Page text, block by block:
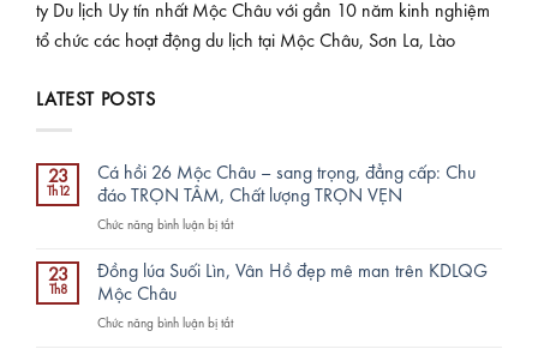
ty Du lịch Uy tín nhất Mộc Châu với gần 10 năm kinh nghiệm
tổ chức các hoạt động du lịch tại Mộc Châu, Sơn La, Lào
LATEST POSTS
23
Th12
Cá hồi 26 Mộc Châu – sang trọng, đẳng cấp: Chu
đáo TRỌN TÂM, Chất lượng TRỌN VẸN
Chức năng bình luận bị tắtở
hồi
Châu
23
Th8
Đồng lúa Suối Lìn, Vân Hồ đẹp mê man trên KDLQG
Mộc Châu
Chức năng bình luận bị tắtở